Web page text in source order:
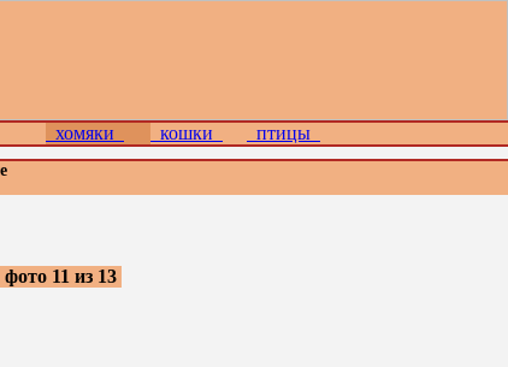
хомяки кошки птицы
фото 11 из 13